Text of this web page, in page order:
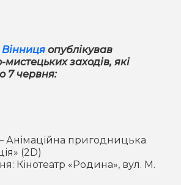
на нас у Telegram
Вінниця опублікував
заходів, які
7 червня:
– Анімаційна пригодницька
(2D)
Кінотеатр «Родина», вул. М.